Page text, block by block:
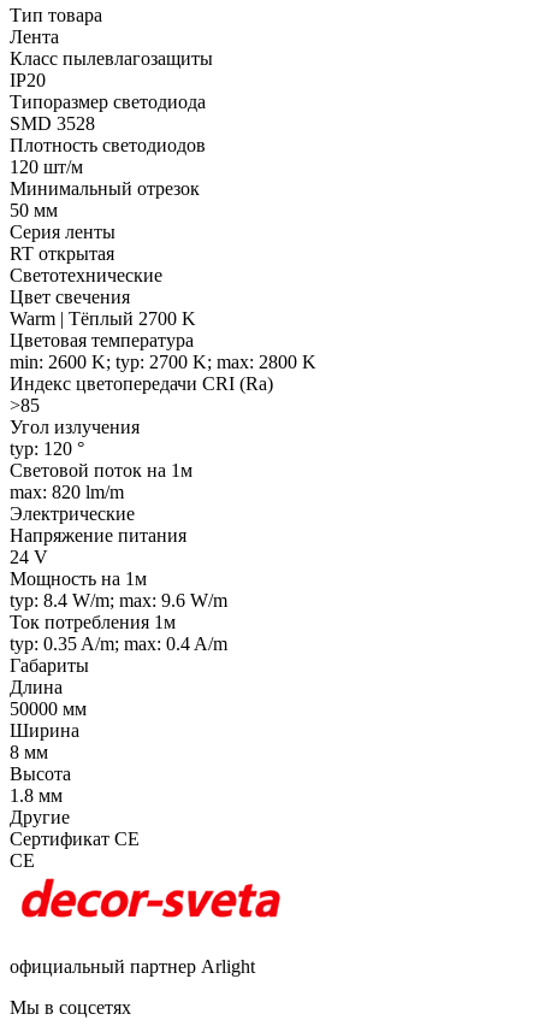
Тип товара
Лента
Класс пылевлагозащиты
IP20
Типоразмер светодиода
SMD 3528
Плотность светодиодов
120 шт/м
Минимальный отрезок
50 мм
Серия ленты
RT открытая
Светотехнические
Цвет свечения
Warm | Тёплый 2700 K
Цветовая температура
min: 2600 K; typ: 2700 K; max: 2800 K
Индекс цветопередачи CRI (Ra)
>85
Угол излучения
typ: 120 °
Световой поток на 1м
max: 820 lm/m
Электрические
Напряжение питания
24 V
Мощность на 1м
typ: 8.4 W/m; max: 9.6 W/m
Ток потребления 1м
typ: 0.35 A/m; max: 0.4 A/m
Габариты
Длина
50000 мм
Ширина
8 мм
Высота
1.8 мм
Другие
Сертификат CE
CE
официальный партнер Arlight
Мы в соцсетях